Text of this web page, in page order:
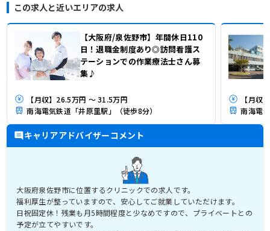
この求人と近いエリアの求人
【大阪府/泉佐野市】年間休日110
日！退職金制度あり◎訪問看護ス
テーションでの作業療法士さん募
集♪
【月収】26.5万円 ～ 31.5万円
南海電気鉄道「井原里駅」（徒歩8分）
【月収
南海電
キャリアアドバイザーコメント
大阪府泉佐野市に位置するクリニックでの求人です。
福利厚生が整っていますので、安心してご就業していただけます。
日祝固定休！残業も月5時間程度と少なめですので、プライベートとの
予定が立てやすいです。